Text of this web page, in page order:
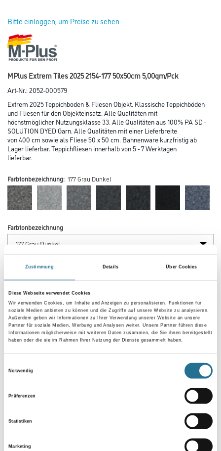
Zustimmung Details Über Cookies
Diese Webseite verwendet Cookies
Wir verwenden Cookies, um Inhalte und Anzeigen zu personalisieren, Funktionen für
soziale Medien anbieten zu können und die Zugriffe auf unsere Website zu analysieren.
Außerdem geben wir Informationen zu Ihrer Verwendung unserer Website an unsere
Partner für soziale Medien, Werbung und Analysen weiter. Unsere Partner führen diese
Informationen möglicherweise mit weiteren Daten zusammen, die Sie ihnen bereitgestellt
haben oder die sie im Rahmen Ihrer Nutzung der Dienste gesammelt haben.
Notwendig
Präferenzen
Statistiken
Marketing
Bitte einloggen, um Preise zu sehen
MPlus Extrem Tiles 2025 2154-177 50x50cm 5,00qm/Pck
Art-Nr.:2052-000579
Extrem 2025 Teppichboden & Fliesen Objekt. Klassische Teppichböden
und Fliesen für den Objekteinsatz. Alle Qualitäten mit
höchstmöglicher Nutzungsklasse 33. Alle Qualitäten aus 100% PA SD -
SOLUTION DYED Garn. Alle Qualitäten mit einer Lieferbreite
von 400 cm sowie als Fliese 50 x 50 cm. Bahnenware kurzfristig ab
Lager lieferbar. Teppichfliesen innerhalb von 5 - 7 Werktagen
lieferbar.
Farbtonbezeichnung: 177 Grau Dunkel
Farbtonbezeichnung
Verarbeitung Bodenbelag
Länge in centimeter
Breite in centimeter
Umrechnungsfaktoren